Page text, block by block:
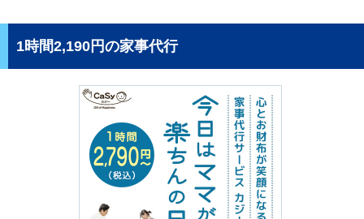
1時間2,190円の家事代行